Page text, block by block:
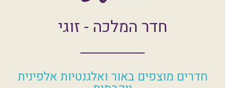
חדר המלכה - זוגי
יוקרתית